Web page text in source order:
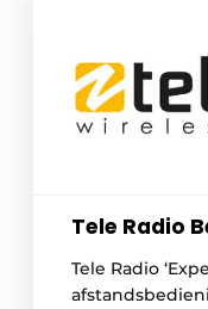
Tele Radio
Tele Radio